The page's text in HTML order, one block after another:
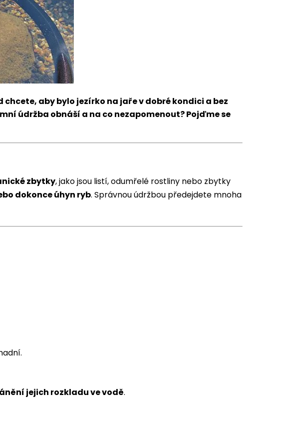
aby bylo jezírko na jaře v dobré kondici a bez
údržba obnáší a na co nezapomenout?Pojďme se
zbytky, jako jsou listí, odumřelé rostliny nebo zbytky
dokonce úhyn ryb. Správnou údržbou předejdete mnoha
jejich rozkladu ve vodě.